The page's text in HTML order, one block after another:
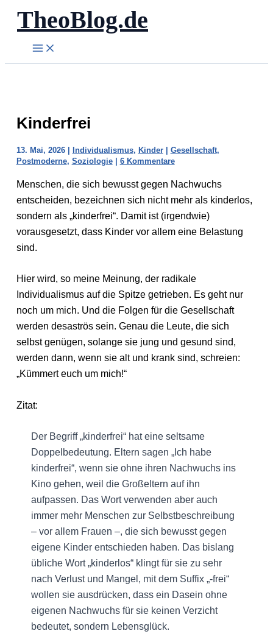
Zum
Inhalt
springen
TheoBlog.de
Kinderfrei
13. Mai, 2026 | Individualismus, Kinder| Gesellschaft,
Postmoderne, Soziologie| 6 Kommentare
Menschen, die sich bewusst gegen Nachwuchs
entscheiden, bezeichnen sich nicht mehr als kinderlos,
sondern als „kinderfrei“. Damit ist (irgendwie)
vorausgesetzt, dass Kinder vor allem eine Belastung
sind.
Hier wird, so meine Meinung, der radikale
Individualismus auf die Spitze getrieben. Es geht nur
noch um mich. Und die Folgen für die Gesellschaft
werden desaströs sein. Genau die Leute, die sich
selbst genügen, solange sie jung und gesund sind,
werden dann, wenn sie alt und krank sind, schreien:
„Kümmert euch um mich!“
Zitat:
Der Begriff „kinderfrei“ hat eine seltsame
Doppelbedeutung. Eltern sagen „Ich habe
kinderfrei“, wenn sie ohne ihren Nachwuchs ins
Kino gehen, weil die Großeltern auf ihn
aufpassen. Das Wort verwenden aber auch
immer mehr Menschen zur Selbstbeschreibung
– vor allem Frauen –, die sich bewusst gegen
eigene Kinder entschieden haben. Das bislang
übliche Wort „kinderlos“ klingt für sie zu sehr
nach Verlust und Mangel, mit dem Suffix „-frei“
wollen sie ausdrücken, dass ein Dasein ohne
eigenen Nachwuchs für sie keinen Verzicht
bedeutet, sondern Lebensglück.